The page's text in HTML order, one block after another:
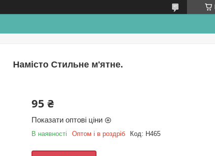
Намісто Стильне м'ятне.
95 ₴
Показати оптові ціни
В наявності Оптом і в роздріб Код: Н465